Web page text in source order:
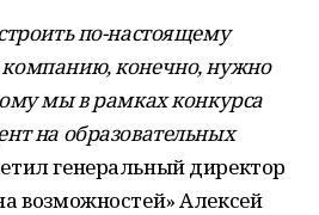
по-настоящему
конечно, нужно
мы в рамках конкурса
на образовательных
генеральный директор
возможностей» Алексей